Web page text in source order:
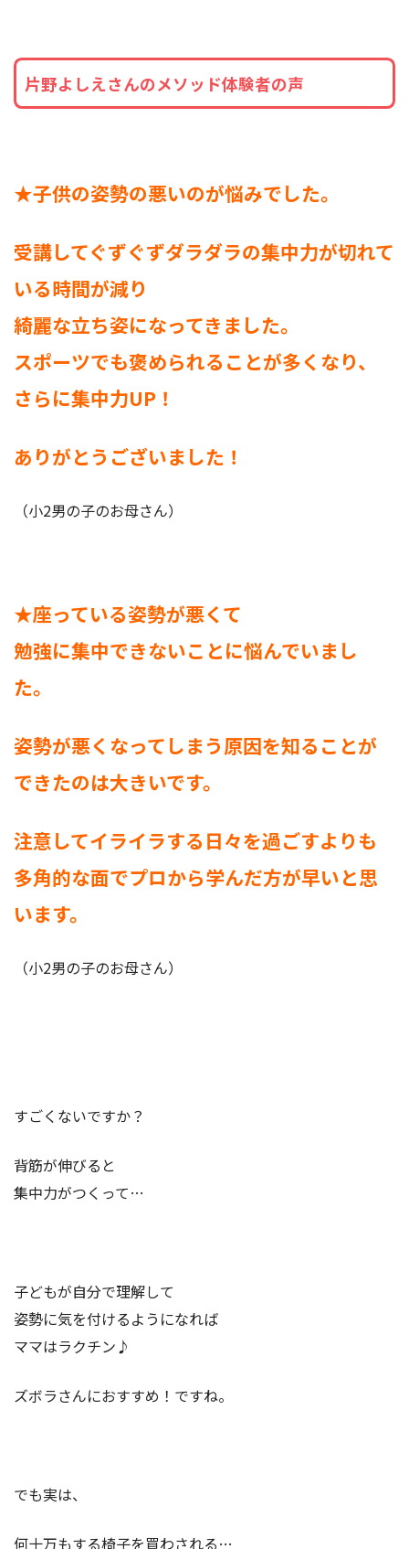
片野よしえさんのメソッド体験者の声
★子供の姿勢の悪いのが悩みでした。
受講してぐずぐずダラダラの集中力が切れて
いる時間が減り
綺麗な立ち姿になってきました。
スポーツでも褒められることが多くなり、
さらに集中力UP！
ありがとうございました！
（小2男の子のお母さん）
★座っている姿勢が悪くて
勉強に集中できないことに悩んでいまし
た。
姿勢が悪くなってしまう原因を知ることが
できたのは大きいです。
注意してイライラする日々を過ごすよりも
多角的な面でプロから学んだ方が早いと思
います。
（小2男の子のお母さん）
すごくないですか？
背筋が伸びると
集中力がつくって…
子どもが自分で理解して
姿勢に気を付けるようになれば
ママはラクチン♪
ズボラさんにおすすめ！ですね。
でも実は、
何十万もする椅子を買わされる…